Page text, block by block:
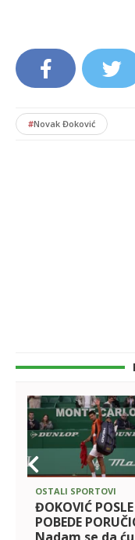
#Novak Đoković
OSTALI SPORTOVI
ĐOKOVIĆ POSLE
POBEDE
Nadam se da ću